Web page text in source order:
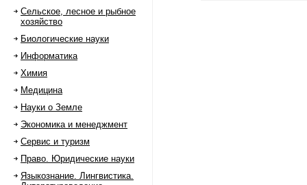
Сельское, лесное и рыбное
хозяйство
Биологические науки
Информатика
Химия
Медицина
Науки о Земле
Экономика и менеджмент
Сервис и туризм
Право. Юридические науки
Языкознание. Лингвистика.